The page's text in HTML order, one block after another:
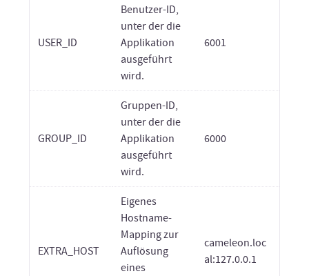
USER_ID
Benutzer-ID,
unter der die
Applikation
ausgeführt
wird.
6001
GROUP_ID
Gruppen-ID,
unter der die
Applikation
ausgeführt
wird.
6000
EXTRA_HOST
Eigenes
Hostname-
Mapping zur
Auflösung
eines
cameleon.loc
al:127.0.0.1